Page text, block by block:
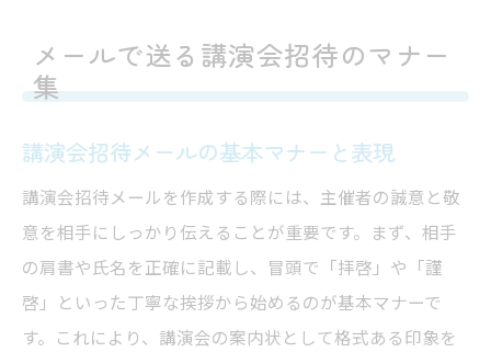
メールで送る講演会招待のマナー
集
講演会招待メールの基本マナーと表現
講演会招待メールを作成する際には、主催者の誠意と敬
意を相手にしっかり伝えることが重要です。まず、相手
の肩書や氏名を正確に記載し、冒頭で「拝啓」や「謹
啓」といった丁寧な挨拶から始めるのが基本マナーで
す。これにより、講演会の案内状として格式ある印象を